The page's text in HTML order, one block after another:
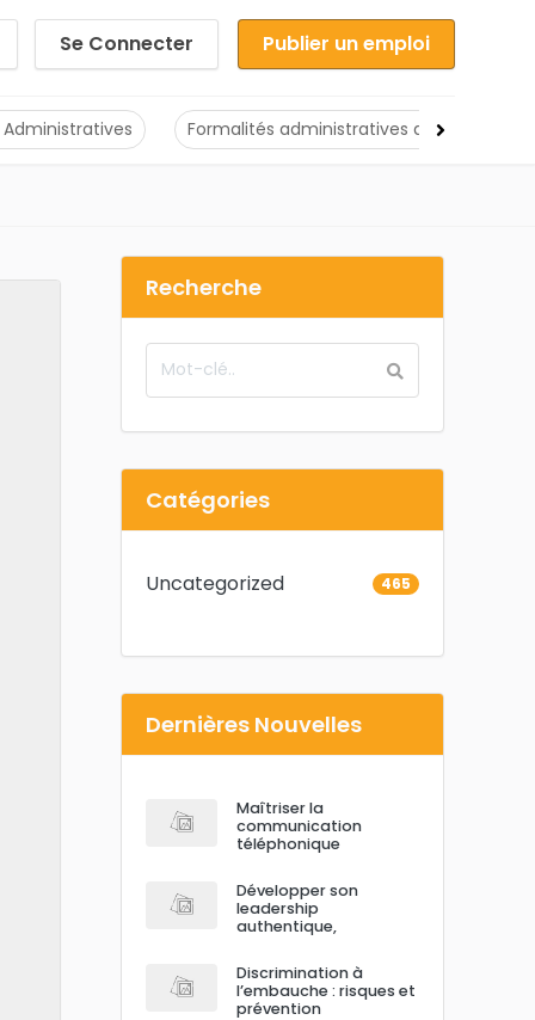
Se Connecter Publier un emploi
Formalités administratives de création
Recherche
Catégories
Uncategorized 465
Dernières Nouvelles
Maîtriser la
communication
téléphonique
Développer son
leadership
authentique,
Discrimination à
l’embauche : risques et
prévention